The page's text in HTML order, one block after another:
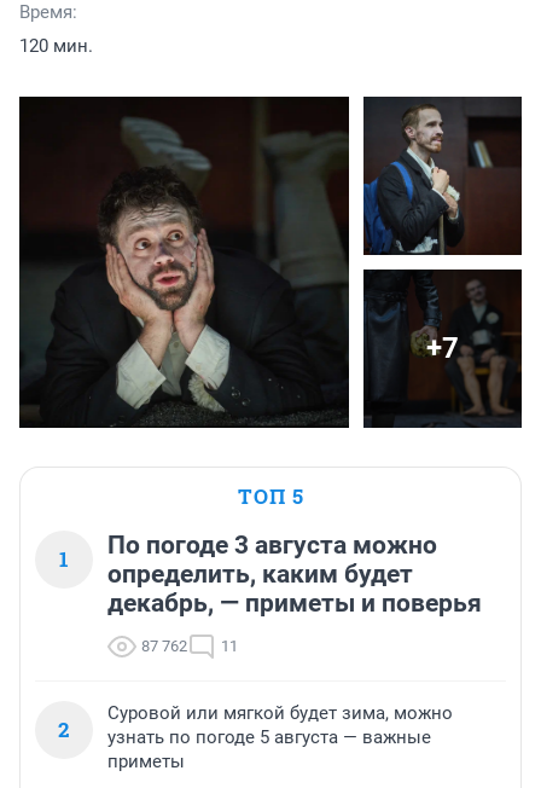
Время:
120 мин.
+7
ТОП 5
1
По погоде 3 августа можно
определить, каким будет
декабрь, — приметы и поверья
87 762 11
2
Суровой или мягкой будет зима, можно
узнать по погоде 5 августа — важные
приметы